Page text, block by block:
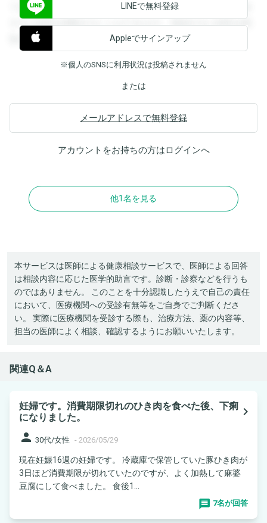
できます。登録すると回答を閲覧することができます。登録
すると回答を閲覧することができます。登録すると回答を閲
覧することができます。
LINEで無料登録
Appleでサインアップ
※個人のSNSに利用状況は投稿されません
または
メールアドレスで無料登録
アカウントをお持ちの方はログインへ
他1名を見る
本サービスは医師による健康相談サービスで、医師による回答
は相談内容に応じた医学的助言です。診断・診察などを行うも
のではありません。 このことを十分認識したうえで自己の責任
において、医療機関への受診有無等をご自身でご判断くださ
い。 実際に医療機関を受診する際も、治療方法、薬の内容等、
担当の医師によく相談、確認するようにお願いいたします。
関連Q＆A
妊婦です。消費期限切れのひき肉を食べた後、下痢
になりました。
navigate_next
person 30代/女性 - 2026/05/29
現在妊娠16週の妊婦です。 冷蔵庫で保管していた豚ひき肉が
3日ほど消費期限が切れていたのですが、よく加熱して麻婆
豆腐にして食べました。 食後1...
7名が回答